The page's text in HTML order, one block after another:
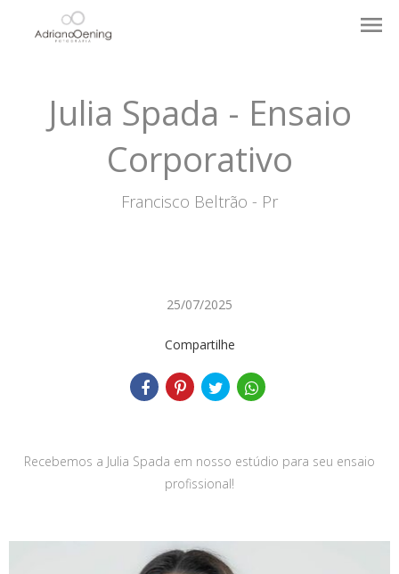
menu
Julia Spada - Ensaio
Corporativo
Francisco Beltrão - Pr
25/07/2025
Compartilhe
Recebemos a Julia Spada em nosso estúdio para seu ensaio
profissional!